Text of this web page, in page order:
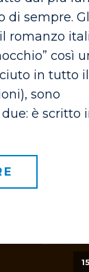
di sempre.
romanzo
così
in tutto
sono
è scritto